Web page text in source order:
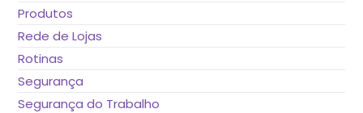
Produtos
Rede de Lojas
Rotinas
Segurança
Segurança do Trabalho